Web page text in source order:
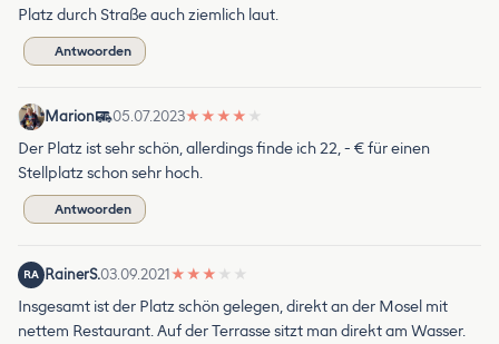
Platz durch Straße auch ziemlich laut.
Antwoorden
Marion 05.07.2023★ ★ ★ ★ ★
Der Platz ist sehr schön, allerdings finde ich 22, - € für einen
Stellplatz schon sehr hoch.
Antwoorden
RA RainerS.03.09.2021★ ★ ★ ★ ★
Insgesamt ist der Platz schön gelegen, direkt an der Mosel mit
nettem Restaurant. Auf der Terrasse sitzt man direkt am Wasser.